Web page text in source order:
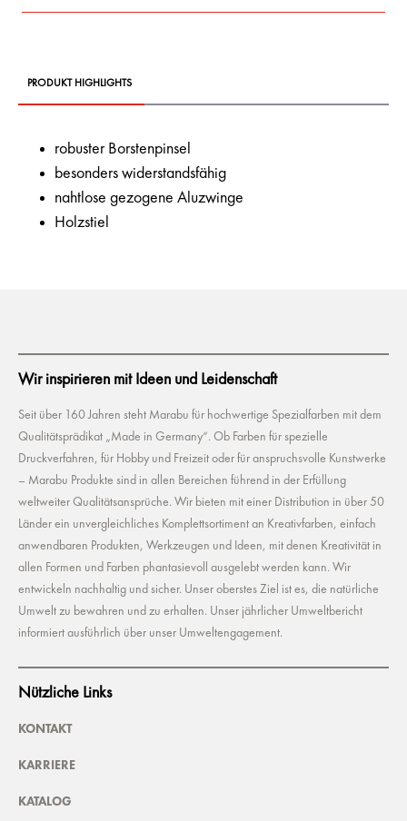
PRODUKT HIGHLIGHTS
robuster Borstenpinsel
besonders widerstandsfähig
nahtlose gezogene Aluzwinge
Holzstiel
Wir inspirieren mit Ideen und Leidenschaft
Seit über 160 Jahren steht Marabu für hochwertige Spezialfarben mit dem
Qualitätsprädikat „Made in Germany“. Ob Farben für spezielle
Druckverfahren, für Hobby und Freizeit oder für anspruchsvolle Kunstwerke
– Marabu Produkte sind in allen Bereichen führend in der Erfüllung
weltweiter Qualitätsansprüche. Wir bieten mit einer Distribution in über 50
Länder ein unvergleichliches Komplettsortiment an Kreativfarben, einfach
anwendbaren Produkten, Werkzeugen und Ideen, mit denen Kreativität in
allen Formen und Farben phantasievoll ausgelebt werden kann. Wir
entwickeln nachhaltig und sicher. Unser oberstes Ziel ist es, die natürliche
Umwelt zu bewahren und zu erhalten. Unser jährlicher Umweltbericht
informiert ausführlich über unser Umweltengagement.
Nützliche Links
KONTAKT
KARRIERE
KATALOG